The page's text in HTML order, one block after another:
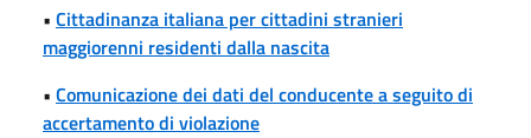
• Cittadinanza italiana per cittadini stranieri
maggiorenni residenti dalla nascita
• Comunicazione dei dati del conducente a seguito di
accertamento di violazione